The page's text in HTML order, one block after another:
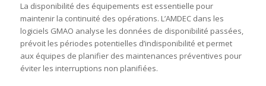
La disponibilité des équipements est essentielle pour
maintenir la continuité des opérations. L’AMDEC dans les
logiciels GMAO analyse les données de disponibilité passées,
prévoit les périodes potentielles d’indisponibilité et permet
aux équipes de planifier des maintenances préventives pour
éviter les interruptions non planifiées.